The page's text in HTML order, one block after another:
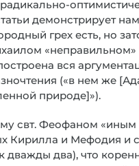
демонстрирует
грех есть, но
вся
(«в нем же
природе]»).
свт. Феофаном «иным
Кирилла и Мефодия и
дважды два), что